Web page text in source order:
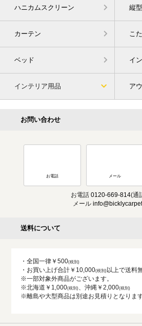
ハニカムスクリーン 縦
カーテン こ
ベッド イ
インテリア用品 ア
お問い合わせ
お電話 メール
お電話 0120-669-814(通
メール
送料について
・全国一律￥500
・お買い上げ合計￥10,000
以上で送料
※一部対象外商品がございます。
※北海道￥1,000
、沖縄￥2,000
※離島や大型商品は別途お見積りとなります